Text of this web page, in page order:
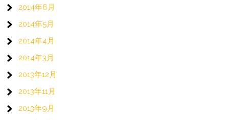
2014年6月
2014年5月
2014年4月
2014年3月
2013年12月
2013年11月
2013年9月